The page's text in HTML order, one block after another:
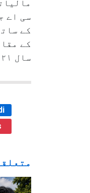
سال ۲۰۲۱ء میں قومی جی ڈی پی کا ۲ء۱۱ فیصد ہوا کرتی تھی جو اب گر کر ۳ء۵ فیصد رہ گئی ہے۔